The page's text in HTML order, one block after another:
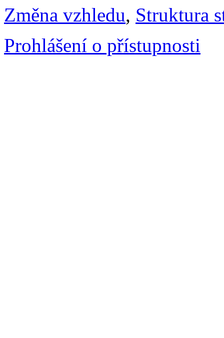
Změna vzhledu, Struktura
Prohlášení o přístupnosti